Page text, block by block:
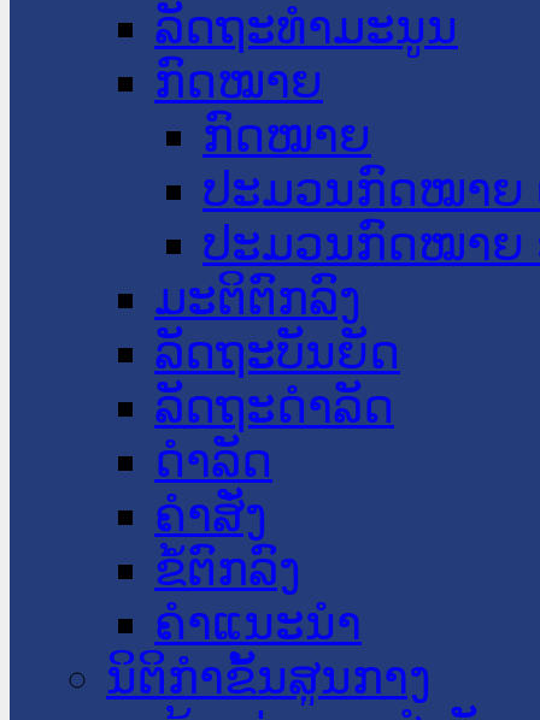
ລັດຖະທໍາມະນູນ
ກົດໝາຍ
ກົດໝາຍ
ປະມວນກົດໝາຍ
ປະມວນກົດໝາຍ
ມະຕິຕົກລົງ
ລັດຖະບັນຍັດ
ລັດຖະດໍາລັດ
ດໍາລັດ
ຄໍາສັ່ງ
ຂໍ້ຕົກລົງ
ຄໍາແນະນໍາ
ນິຕິກຳຂັ້ນສູນກາງ